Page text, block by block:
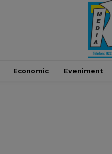
Economic Eveniment